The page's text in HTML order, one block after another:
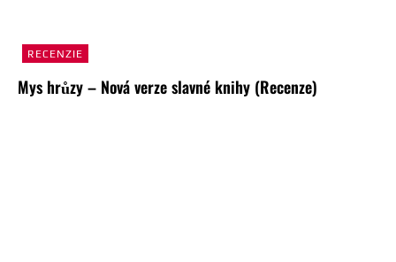
RECENZIE
Mys hrůzy – Nová verze slavné knihy (Recenze)